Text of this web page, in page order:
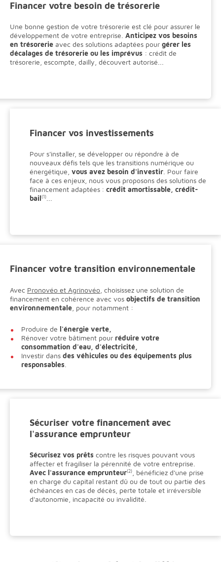
Financer votre besoin de trésorerie
Une bonne gestion de votre trésorerie est clé pour assurer le
développement de votre entreprise. Anticipez vos besoins
en trésorerie avec des solutions adaptées pour gérer les
décalages de trésorerie ou les imprévus : crédit de
trésorerie, escompte, dailly, découvert autorisé...
Financer vos investissements
Pour s'installer, se développer ou répondre à de
nouveaux défis tels que les transitions numérique ou
énergétique, vous avez besoin d'investir . Pour faire
face à ces enjeux, nous vous proposons des solutions de
financement adaptées : crédit amortissable, crédit-
bail(1)
Financer votre transition environnementale
Avec Pronovéo et Agrinovéo , choisissez une solution de
financement en cohérence avec vos objectifs de transition
environnementale , pour notamment :
Produire de l'énergie verte,
Rénover votre bâtiment pour réduire votre
consommation d'eau, d'électricité,
Investir dans des véhicules ou des équipements plus
responsables
Sécuriser votre financement avec
l'assurance emprunteur
Sécurisez vos prêts contre les risques pouvant vous
affecter et fragiliser la pérennité de votre entreprise.
Avec l'assurance emprunteur(2)
, bénéficiez d'une prise
en charge du capital restant dû ou de tout ou partie des
échéances en cas de décès, perte totale et irréversible
d'autonomie, incapacité ou invalidité.